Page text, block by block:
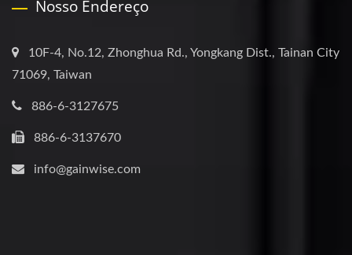
Nosso Endereço
10F-4, No.12, Zhonghua Rd., Yongkang Dist., Tainan City
71069, Taiwan
886-6-3127675
886-6-3137670
info@gainwise.com